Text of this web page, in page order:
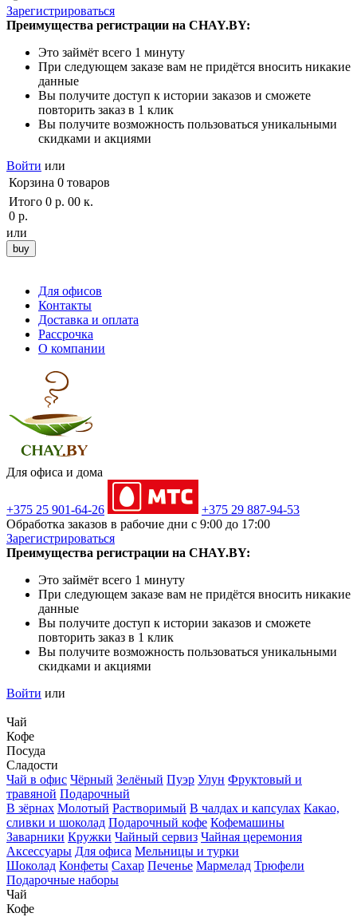
Зарегистрироваться
Преимущества регистрации на CHAY.BY:
Это займёт всего 1 минуту
При следующем заказе вам не придётся вносить никакие
данные
Вы получите доступ к истории заказов и сможете
повторить заказ в 1 клик
Вы получите возможность пользоваться уникальными
скидками и акциями
Войти или
Корзина 0 товаров
Итого 0 р. 00 к.
0 р.
или
Для офисов
Контакты
Доставка и оплата
Рассрочка
О компании
Для офиса и дома
+375 25 901-64-26
+375 29 887-94-53
Обработка заказов в рабочие дни с 9:00 до 17:00
Зарегистрироваться
Преимущества регистрации на CHAY.BY:
Это займёт всего 1 минуту
При следующем заказе вам не придётся вносить никакие
данные
Вы получите доступ к истории заказов и сможете
повторить заказ в 1 клик
Вы получите возможность пользоваться уникальными
скидками и акциями
Войти или
Чай
Кофе
Посуда
Сладости
Чай в офис Чёрный Зелёный Пуэр Улун Фруктовый и
травяной Подарочный
В зёрнах Молотый Растворимый В чалдах и капсулах Какао,
сливки и шоколад Подарочный кофе Кофемашины
Заварники Кружки Чайный сервиз Чайная церемония
Аксессуары Для офиса Мельницы и турки
Шоколад Конфеты Сахар Печенье Мармелад Трюфели
Подарочные наборы
Чай
Кофе